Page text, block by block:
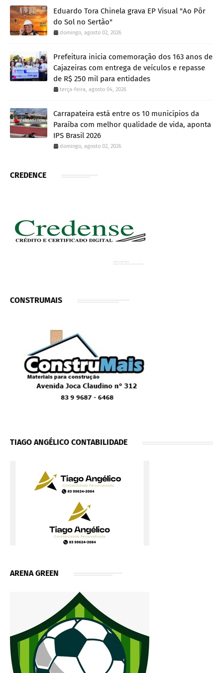
Eduardo Tora Chinela grava EP Visual "Ao Pôr
do Sol no Sertão"
domingo, agosto 02, 2026
Prefeitura inicia comemoração dos 163 anos de
Cajazeiras com entrega de veículos e repasse
de R$ 250 mil para entidades
terça-feira, agosto 04, 2026
Carrapateira está entre os 10 municípios da
Paraíba com melhor qualidade de vida, aponta
IPS Brasil 2026
domingo, agosto 02, 2026
CREDENCE
CONSTRUMAIS
TIAGO ANGÉLICO CONTABILIDADE
ARENA GREEN